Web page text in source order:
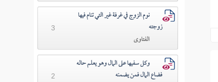
نوم الزوج في غرفة غير التي تنام فيها
زوجته
الفتاوى
3
وكل سفيها على المال وهو يعلم حاله
فضاع المال فمن يضمنه
2